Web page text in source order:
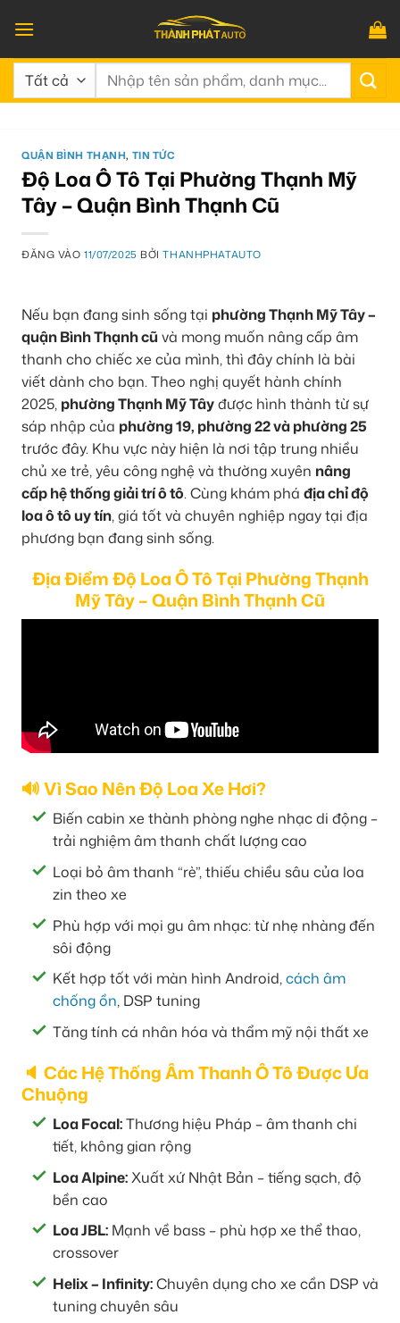
qua
nội
dung
Tìm
QUẬN BÌNH THẠNH, TIN TỨC
Độ Loa Ô Tô Tại Phường Thạnh Mỹ
Tây – Quận Bình Thạnh Cũ
ĐĂNG VÀO11/07/2025 BỞITHANHPHATAUTO
Nếu bạn đang sinh sống tại phường Thạnh Mỹ Tây –
quận Bình Thạnh cũ và mong muốn nâng cấp âm
thanh cho chiếc xe của mình, thì đây chính là bài
viết dành cho bạn. Theo nghị quyết hành chính
2025, phường Thạnh Mỹ Tâyđược hình thành từ sự
sáp nhập của phường 19, phường 22 và phường 25
trước đây. Khu vực này hiện là nơi tập trung nhiều
chủ xe trẻ, yêu công nghệ và thường xuyên nâng
cấp hệ thống giải trí ô tô. Cùng khám phá địa chỉ độ
loa ô tô uy tín, giá tốt và chuyên nghiệp ngay tại địa
phương bạn đang sinh sống.
Địa Điểm Độ Loa Ô Tô Tại Phường Thạnh
Mỹ Tây – Quận Bình Thạnh Cũ
🔊 Vì Sao Nên Độ Loa Xe Hơi?
Biến cabin xe thành phòng nghe nhạc di động –
trải nghiệm âm thanh chất lượng cao
Loại bỏ âm thanh “rè”, thiếu chiều sâu của loa
zin theo xe
Phù hợp với mọi gu âm nhạc: từ nhẹ nhàng đến
sôi động
Kết hợp tốt với màn hình Android,cách âm
chống ồn, DSP tuning
Tăng tính cá nhân hóa và thẩm mỹ nội thất xe
🔈 Các Hệ Thống Âm Thanh Ô Tô Được Ưa
Chuộng
Loa Focal:Thương hiệu Pháp – âm thanh chi
tiết, không gian rộng
Loa Alpine:Xuất xứ Nhật Bản – tiếng sạch, độ
bền cao
Loa JBL: Mạnh về bass – phù hợp xe thể thao,
crossover
Helix – Infinity:Chuyên dụng cho xe cần DSP và
tuning chuyên sâu